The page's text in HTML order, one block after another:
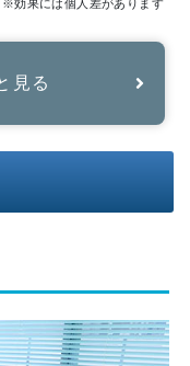
※効果には個人差があります
見る